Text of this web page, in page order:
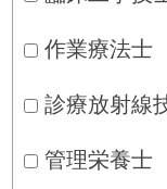
作業療法士
診療放射線
管理栄養士